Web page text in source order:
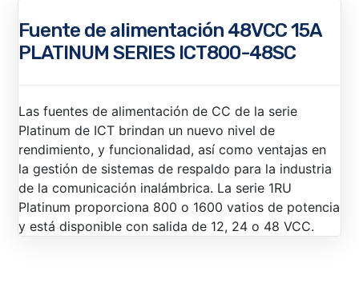
Fuente de alimentación 48VCC 15A
PLATINUM SERIES ICT800-48SC
Las fuentes de alimentación de CC de la serie
Platinum de ICT brindan un nuevo nivel de
rendimiento, y funcionalidad, así como ventajas en
la gestión de sistemas de respaldo para la industria
de la comunicación inalámbrica. La serie 1RU
Platinum proporciona 800 o 1600 vatios de potencia
y está disponible con salida de 12, 24 o 48 VCC.